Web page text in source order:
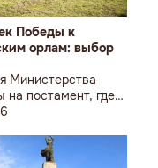
Победы к
орлам: выбор
Министерства
на постамент, где
знаменитая
возложил букет